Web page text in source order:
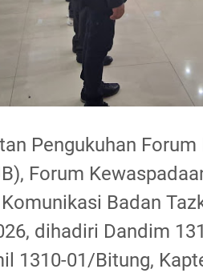
Pengukuhan
Forum
Badan
dihadiri Dandim
1310-01/Bitung,